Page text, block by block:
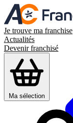
Je trouve ma franchise
Actualités
Devenir franchisé
Ma sélection